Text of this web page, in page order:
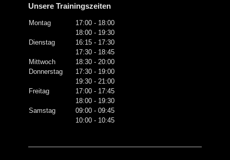
Unsere Trainingszeiten
Montag 17:00 - 18:00
18:00 - 19:30
Dienstag
16:15 - 17:30
17:30 - 18:45
Mittwoch
18:30 - 20:00
Donnerstag
17:30 - 19:00
19:30 - 21:00
Freitag
17:00 - 17:45
18:00 - 19:30
Samstag
09:00 - 09:45
10:00 - 10:45